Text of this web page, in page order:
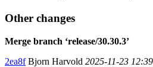
Other changes
Merge branch ‘release/30.30.3’
2ea8fBjorn Harvold 2025-11-23